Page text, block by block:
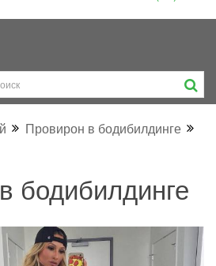
Провирон в бодибилдинге
бодибилдинге